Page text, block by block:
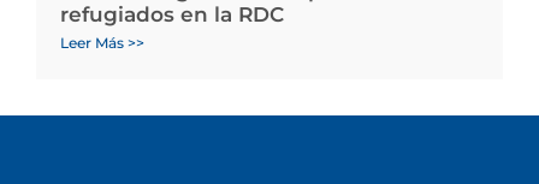
refugiados en la RDC
Leer Más >>